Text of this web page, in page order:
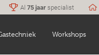
Al 75 jaarspecialist
Workshops